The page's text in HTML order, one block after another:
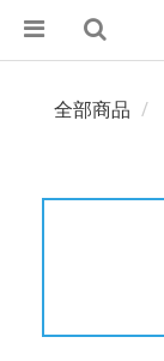
全部商品